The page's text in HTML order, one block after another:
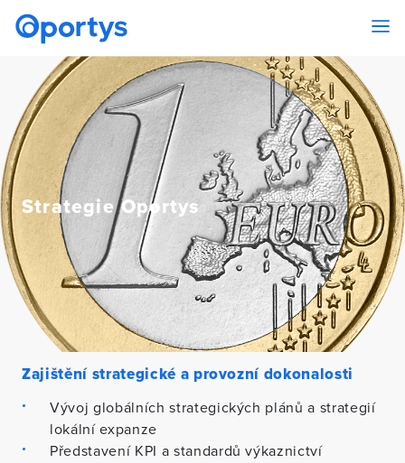
Strategie Oportys
Zajištění strategické a provozní dokonalosti
Vývoj globálních strategických plánů a strategií
lokální expanze
Představení KPI a standardů výkaznictví